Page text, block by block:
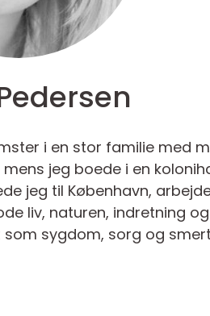
i en stor familie med
jeg boede i en
jeg til København,
liv, naturen, indretning
sygdom, sorg og